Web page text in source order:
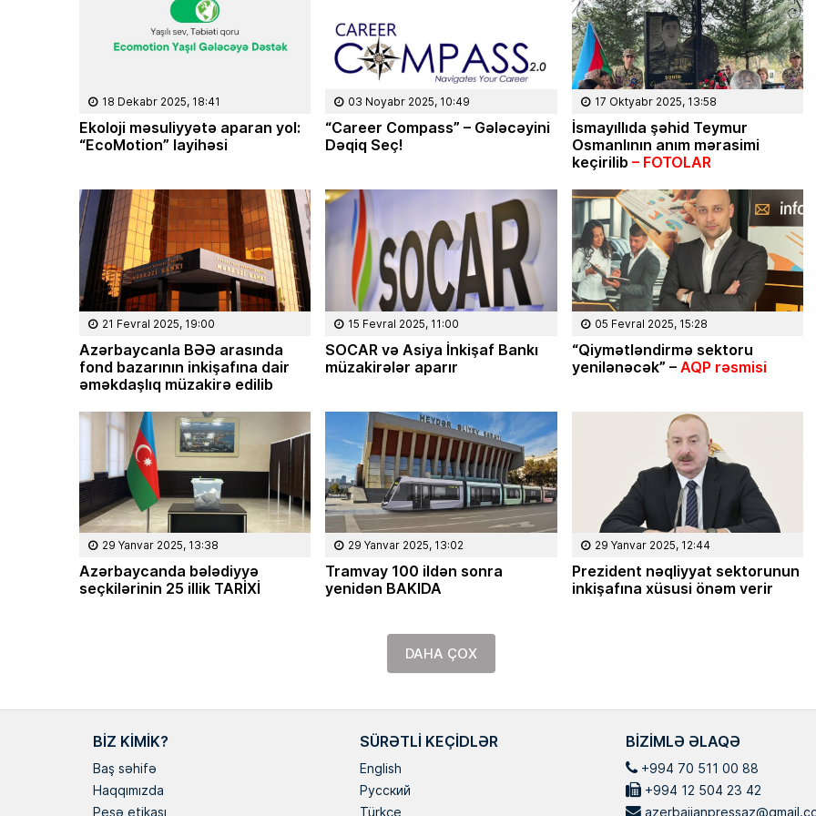
18 Dekabr 2025, 18:41
Ekoloji məsuliyyətə aparan yol:
“EcoMotion” layihəsi
03 Noyabr 2025, 10:49
“Career Compass” – Gələcəyini
Dəqiq Seç!
17 Oktyabr 2025, 13:58
İsmayıllıda şəhid Teymur
Osmanlının anım mərasimi
keçirilib – FOTOLAR
21 Fevral 2025, 19:00
Azərbaycanla BƏƏ arasında
fond bazarının inkişafına dair
əməkdaşlıq müzakirə edilib
15 Fevral 2025, 11:00
SOCAR və Asiya İnkişaf Bankı
müzakirələr aparır
05 Fevral 2025, 15:28
“Qiymətləndirmə sektoru
yenilənəcək” –AQP rəsmisi
29 Yanvar 2025, 13:38
Azərbaycanda bələdiyyə
seçkilərinin 25 illik TARİXİ
29 Yanvar 2025, 13:02
Tramvay 100 ildən sonra
yenidən BAKIDA
29 Yanvar 2025, 12:44
Prezident nəqliyyat sektorunun
inkişafına xüsusi önəm verir
DAHA ÇOX
08 Fevral 2024, 15:32
Rəsmiyyə Sabir poeziyası –
Ayıq Səmədovun
təqdimatında
Masallı rayonunun Ərkivan qəsəbəsaində
anadan olub. Memarlıq və İnşaat
Universitetini iqtisadçı-mühəndis ixtisası
üzrə bitirib. İqtisad elmləri doktorudur.
Hazırda Elm və […]
BIZ KIMIK?
Baş səhifə
Haqqımızda
Peşə etikası
SÜRƏTLI KEÇIDLƏR
English
Русский
Türkçe
BIZIMLƏ ƏLAQƏ
+994 70 511 00 88
+994 12 504 23 42